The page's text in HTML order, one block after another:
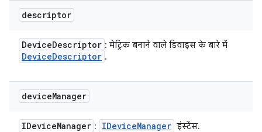
descriptor
DeviceDescriptor : मेट्रिक बनाने वाले डिवाइस के बारे में
DeviceDescriptor .
deviceManager
IDeviceManager : IDeviceManager इंस्टेंस.